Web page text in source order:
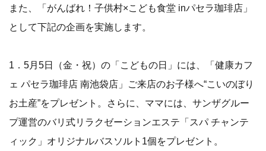
また、「がんばれ！子供村×こども食堂 inパセラ珈琲店」
として下記の企画を実施します。
1．5月5日（金・祝）の「こどもの日」には、「健康カフ
ェ パセラ珈琲店 南池袋店」ご来店のお子様へ“こいのぼり
お土産”をプレゼント。さらに、ママには、サンザグルー
プ運営のバリ式リラクゼーションエステ「スパ チャンテ
ィック」オリジナルバスソルト1個をプレゼント。